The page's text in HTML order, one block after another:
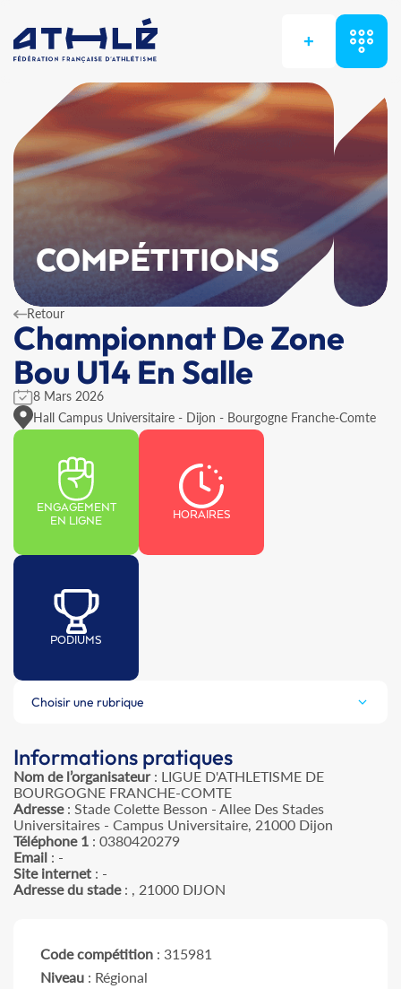
+
COMPÉTITIONS
Retour
Championnat De Zone
Bou U14 En Salle
8 Mars 2026
Hall Campus Universitaire - Dijon - Bourgogne Franche-Comte
ENGAGEMENT
EN LIGNE
HORAIRES
PODIUMS
Choisir une rubrique
Informations pratiques
Nom de l’organisateur: LIGUE D'ATHLETISME DE
BOURGOGNE FRANCHE-COMTE
Adresse: Stade Colette Besson - Allee Des Stades
Universitaires - Campus Universitaire, 21000 Dijon
Téléphone 1 : 0380420279
Email : -
Site internet : -
Adresse du stade: , 21000 DIJON
Code compétition : 315981
Niveau : Régional